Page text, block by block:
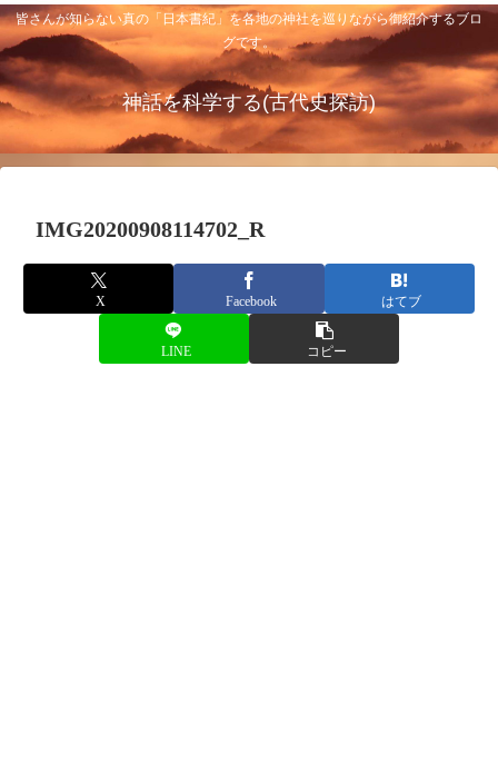
皆さんが知らない真の「日本書紀」を各地の神社を巡りながら御紹介するブロ
グです。
神話を科学する(古代史探訪)
IMG20200908114702_R
X Facebook はてブ
LINE コピー